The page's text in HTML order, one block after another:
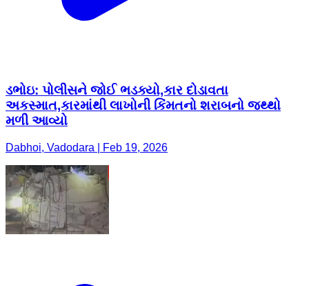
ડભોઇ: પોલીસને જોઈ ભડક્યો,કાર દોડાવતા
અકસ્માત,કારમાંથી લાખોની કિંમતનો શરાબનો જથ્થો
મળી આવ્યો
Dabhoi, Vadodara | Feb 19, 2026